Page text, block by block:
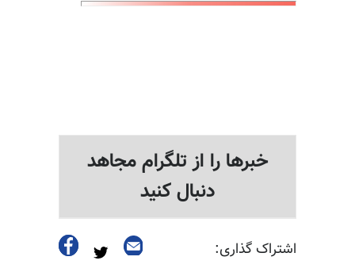
خبرها را از تلگرام مجاهد
دنبال کنید
اشتراک گذاری: